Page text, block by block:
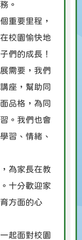
。
重要里程，
校園愉快地
們的成長！
需要，我們
座，幫助同
品格，為同
。我們也會
習、情緒、
為家長在教
十分歡迎家
方面的心
起面對校園